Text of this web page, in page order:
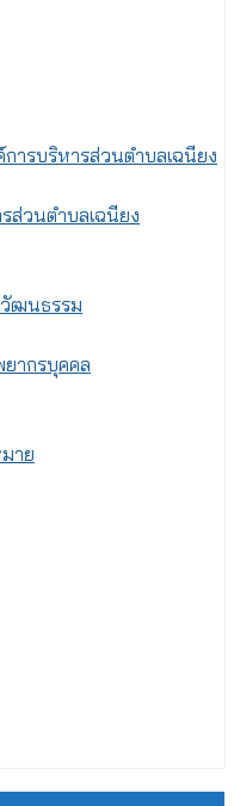
การบริหารส่วนตำบลเฉนียง
ส่วนตำบลเฉนียง
ฒนธรรม
ากรบุคคล
าย